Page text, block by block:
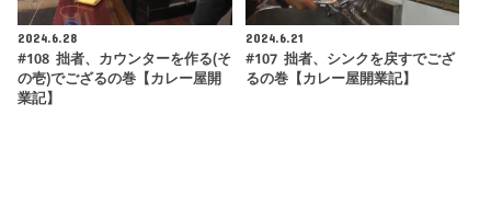
2024.6.28
#108 拙者、カウンターを作る(そ
の壱)でござるの巻【カレー屋開
業記】
2024.6.21
#107 拙者、シンクを戻すでござ
るの巻【カレー屋開業記】